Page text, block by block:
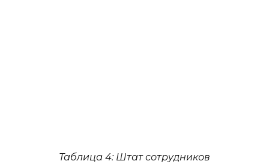
Таблица 4: Штат сотрудников